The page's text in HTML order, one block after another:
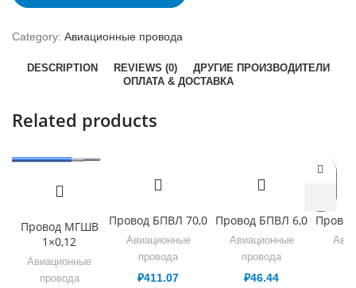
Category: Авиационные провода
DESCRIPTION REVIEWS (0)
ДРУГИЕ ПРОИЗВОДИТЕЛИ
ОПЛАТА & ДОСТАВКА
Related products
Провод МГШВ
1×0,12
Авиационные
провода
Провод БПВЛ 70,0
Авиационные
провода
₽411.07
Провод БПВЛ 6,0
Авиационные
провода
₽46.44